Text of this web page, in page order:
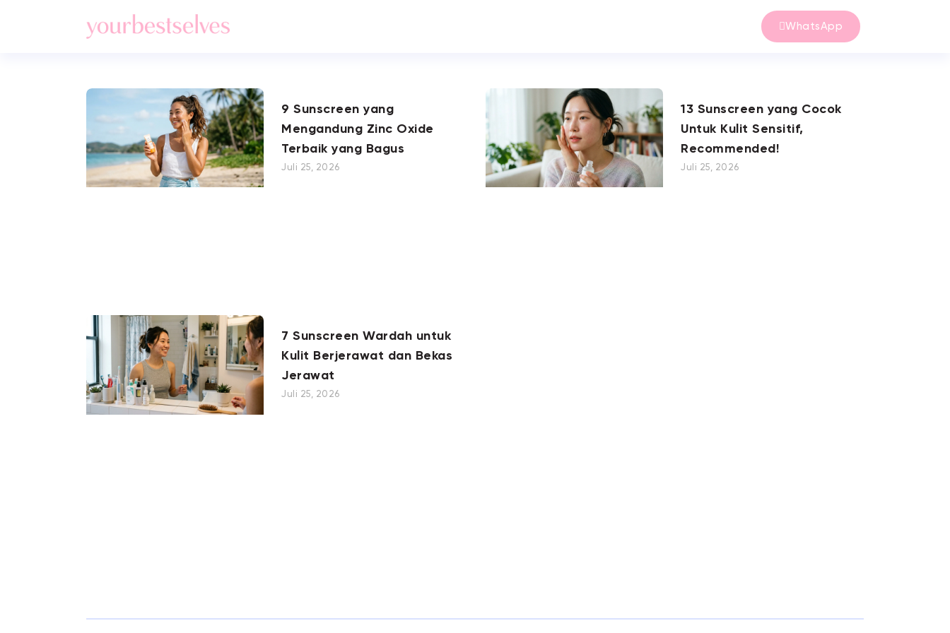
WhatsApp
9 Sunscreen yang
Mengandung Zinc Oxide
Terbaik yang Bagus
Juli 25, 2026
13 Sunscreen yang Cocok
Untuk Kulit Sensitif,
Recommended!
Juli 25, 2026
7 Sunscreen Wardah untuk
Kulit Berjerawat dan Bekas
Jerawat
Juli 25, 2026